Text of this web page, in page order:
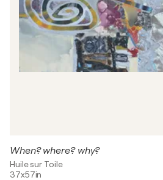
When? where? why?
Huile sur Toile
37x57in